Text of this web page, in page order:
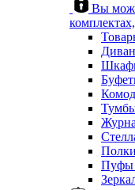
Вы
Полки
Пуфы